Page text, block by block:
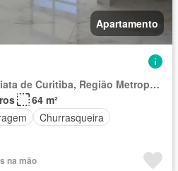
Apartamento
Região Geográfica Imediata de Curitiba, Região Metropolitana de Curitiba
64 m²
Churrasqueira
na mão